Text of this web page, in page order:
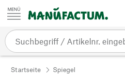
Zum Inhalt springen
Startseite Spiegel